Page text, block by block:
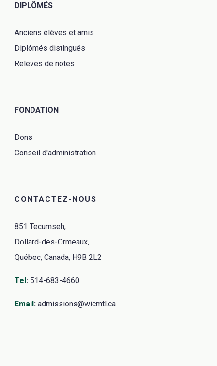
DIPLÔMÉS
Anciens élèves et amis
Diplômés distingués
Relevés de notes
FONDATION
Dons
Conseil d'administration
CONTACTEZ-NOUS
851 Tecumseh,
Dollard-des-Ormeaux,
Québec, Canada, H9B 2L2
Tel: 514-683-4660
Email: admissions@wicmtl.ca